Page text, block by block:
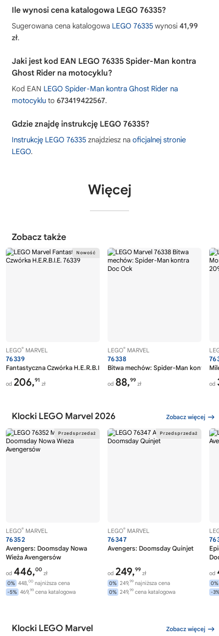
Ile wynosi cena katalogowa LEGO 76335?
Sugerowana cena katalogowa LEGO 76335 wynosi 41,99
zł.
Jaki jest kod EAN LEGO 76335 Spider-Man kontra
Ghost Rider na motocyklu?
Kod EAN LEGO Spider-Man kontra Ghost Rider na
motocyklu to 673419422567.
Gdzie znajdę instrukcję LEGO 76335?
Instrukcję LEGO 76335 znajdziesz na oficjalnej stronie
LEGO.
Więcej
Zobacz także
LEGO® MARVEL
76339
Fantastyczna Czwórka H.E.R.B.I.E.
od 206,91
zł
LEGO® MARVEL
76338
Bitwa mechów: Spider-Man kontra
od 88,99
zł od
Klocki LEGO Marvel 2026 Zobacz więcej
LEGO® MARVEL
76352
Avengers: Doomsday Nowa
Wieża Avengersów
od 446,00
zł
0% 448,00 najniższa cena
-5% 469,99 cena katalogowa
LEGO® MARVEL
76347
Avengers: Doomsday Quinjet
od 249,99
zł
0% 249,99 najniższa cena
0% 249,99 cena katalogowa
od
0%
-
Klocki LEGO Marvel Zobacz więcej